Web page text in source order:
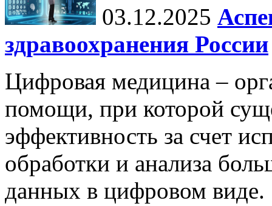
03.12.2025
здравоохранения России
Цифровая медицина –
помощи, при которой
эффективность за счет
обработки и анализа
данных в цифровом виде.